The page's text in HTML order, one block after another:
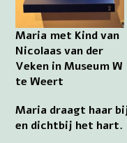
Maria met Kind van
Nicolaas van der
Veken in Museum W
te Weert
Maria draagt haar
en dichtbij het hart.